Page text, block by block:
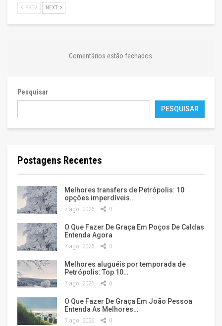
PREV NEXT
Comentários estão fechados.
Pesquisar
PESQUISAR
Postagens Recentes
Melhores transfers de Petrópolis: 10
opções imperdíveis…
7 ago, 2026 0
O Que Fazer De Graça Em Poços De Caldas
Entenda Agora
7 ago, 2026 0
Melhores aluguéis por temporada de
Petrópolis: Top 10…
7 ago, 2026 0
O Que Fazer De Graça Em João Pessoa
Entenda As Melhores…
7 ago, 2026 0